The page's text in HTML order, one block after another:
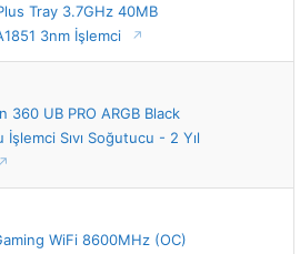
Tray 3.7GHz 40MB
3nm İşlemci
UB PRO ARGB Black
Sıvı Soğutucu - 2 Yıl
WiFi 8600MHz (OC)